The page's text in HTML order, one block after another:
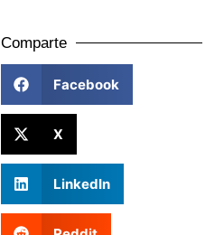
Comparte
Facebook
X
LinkedIn